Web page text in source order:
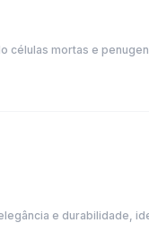
células mortas e
e durabilidade,